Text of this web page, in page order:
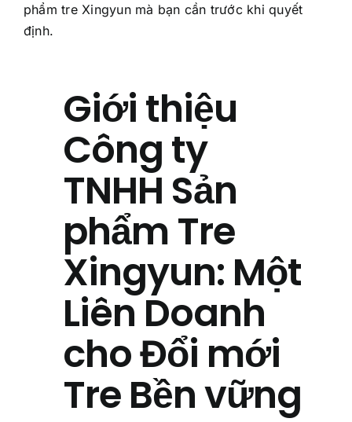
Vận Chuyển
Blog
Về Chúng Tôi
Liên Hệ Chúng Tôi
Câu Hỏi Thường Gặp
phẩm tre Xingyun mà bạn cần trước khi quyết
định.
Giới thiệu
Công ty
TNHH Sản
phẩm Tre
Xingyun: Một
Liên Doanh
cho Đổi mới
Tre Bền vững